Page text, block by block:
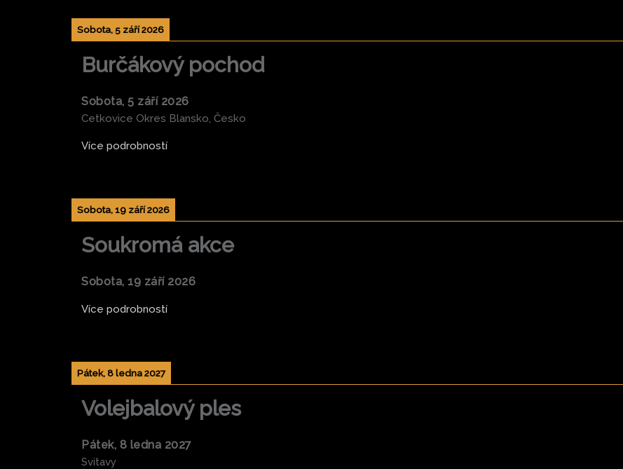
Sobota, 5 září 2026
Burčákový pochod
Sobota, 5 září 2026
Cetkovice Okres Blansko, Česko
Více podrobností
Sobota, 19 září 2026
Soukromá akce
Sobota, 19 září 2026
Více podrobností
Pátek, 8 ledna 2027
Volejbalový ples
Pátek, 8 ledna 2027
Svitavy